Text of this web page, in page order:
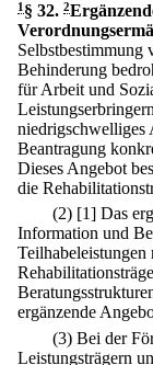
1 § 32. 2
Selbstbestimmung
Behinderung
für Arbeit und
niedrigschwelliges
Beantragung
Dieses Angebot
die
(2) [1] Das
Information und
Teilhabeleistungen
ergänzende
(3) Bei der
Leistungsträgern